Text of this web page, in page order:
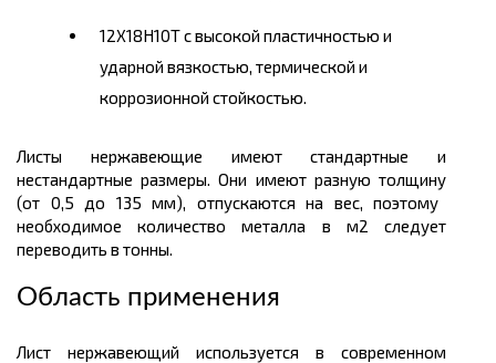
12Х18Н10Т с высокой пластичностью и
ударной вязкостью, термической и
коррозионной стойкостью.
Листы нержавеющие имеют стандартные и
нестандартные размеры. Они имеют разную толщину
(от 0,5 до 135 мм), отпускаются на вес, поэтому
необходимое количество металла в м2следует
переводить в тонны.
Область применения
Лист нержавеющий используется в современном